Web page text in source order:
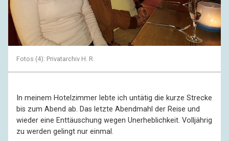
Fotos (4): Privatarchiv H. R.
In meinem Hotelzimmer lebte ich untätig die kurze Strecke
bis zum Abend ab. Das letzte Abendmahl der Reise und
wieder eine Enttäuschung wegen Unerheblichkeit. Volljährig
zu werden gelingt nur einmal.